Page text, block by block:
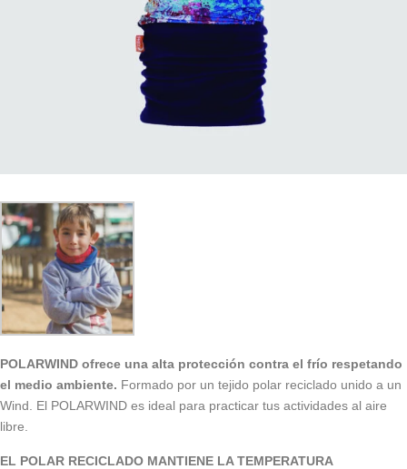
POLARWIND ofrece una alta protección contra el frío respetando
el medio ambiente. Formado por un tejido polar reciclado unido a un
Wind. El POLARWIND es ideal para practicar tus actividades al aire
libre.
EL POLAR RECICLADO MANTIENE LA TEMPERATURA